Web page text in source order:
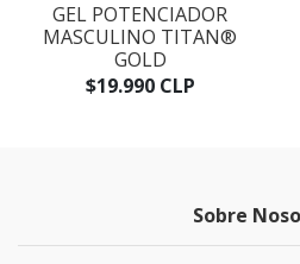
GEL POTENCIADOR
MASCULINO TITAN®
GOLD
$19.990 CLP
Sobre